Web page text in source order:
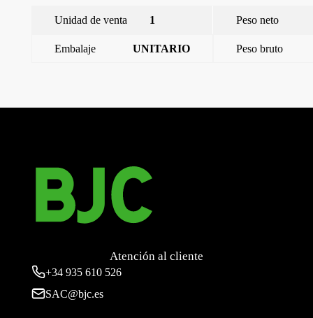
Unidad de venta 1 Peso neto
Embalaje UNITARIO Peso bruto
Atención al cliente
+34 935 610 526
SAC@bjc.es